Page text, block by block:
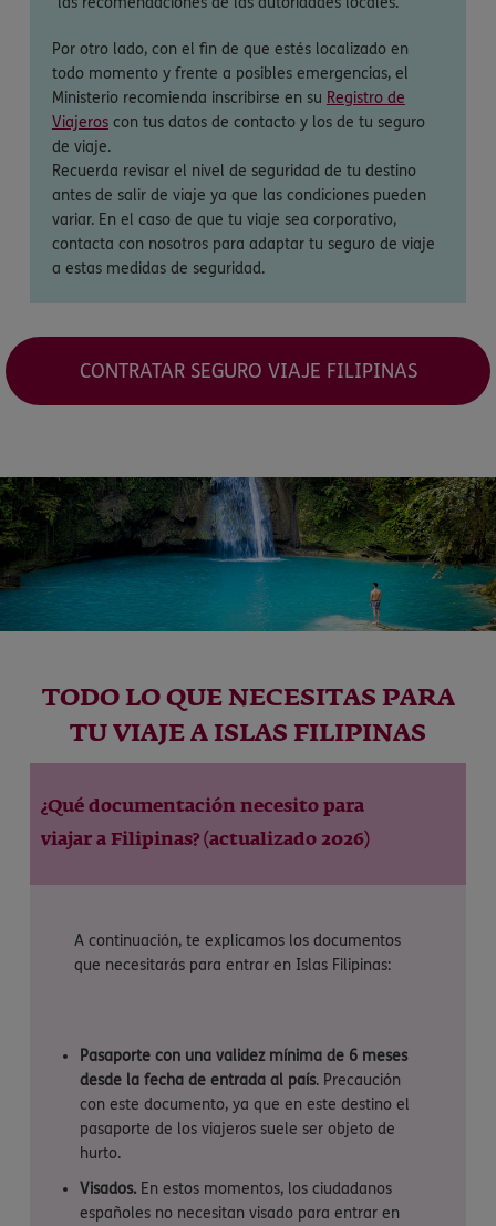
Por otro lado, con el fin de que estés localizado en
todo momento y frente a posibles emergencias, el
Ministerio recomienda inscribirse en su Registro de
Viajeroscon tus datos de contacto y los de tu seguro
de viaje.
Recuerda revisar el nivel de seguridad de tu destino
antes de salir de viaje ya que las condiciones pueden
variar. En el caso de que tu viaje sea corporativo,
contacta con nosotros para adaptar tu seguro de viaje
a estas medidas de seguridad.
CONTRATAR SEGURO VIAJE FILIPINAS
TODO LO QUE NECESITAS PARA
TU VIAJE A ISLAS FILIPINAS
¿Qué documentación necesito para
viajar a Filipinas? (actualizado 2026)
A continuación, te explicamos los documentos
que necesitarás para entrar en Islas Filipinas:
Pasaporte con una validez mínima de 6 meses
desde la fecha de entrada al país. Precaución
con este documento, ya que en este destino el
pasaporte de los viajeros suele ser objeto de
hurto.
Visados. En estos momentos, los ciudadanos
españoles no necesitan visado para entrar en